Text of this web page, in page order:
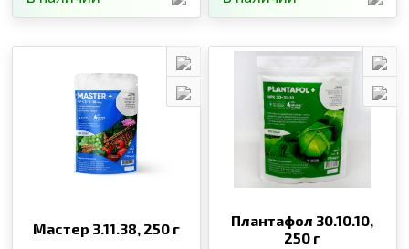
Мастер 3.11.38, 250 г
Плантафол 30.10.10,
250 г